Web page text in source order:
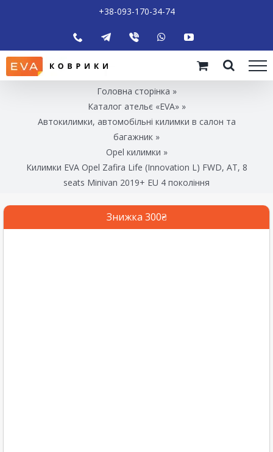
+38-093-170-34-74
Головна сторінка »
Каталог ательє «EVA»»
Автокилимки, автомобільні килимки в салон та
багажник »
Opel килимки »
Килимки EVA Opel Zafira Life (Innovation L) FWD, AT, 8
seats Minivan 2019+ EU 4 покоління
Знижка 300₴